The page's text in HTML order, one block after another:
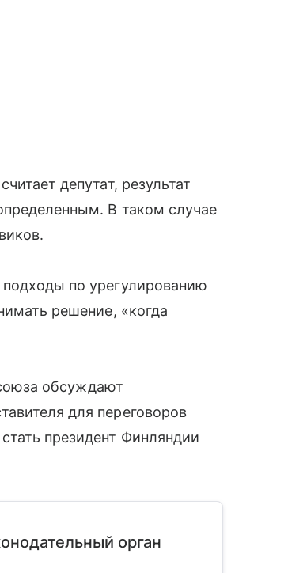
депутат, результат
В таком случае
по урегулированию
решение, «когда
обсуждают
для переговоров
президент Финляндии
орган